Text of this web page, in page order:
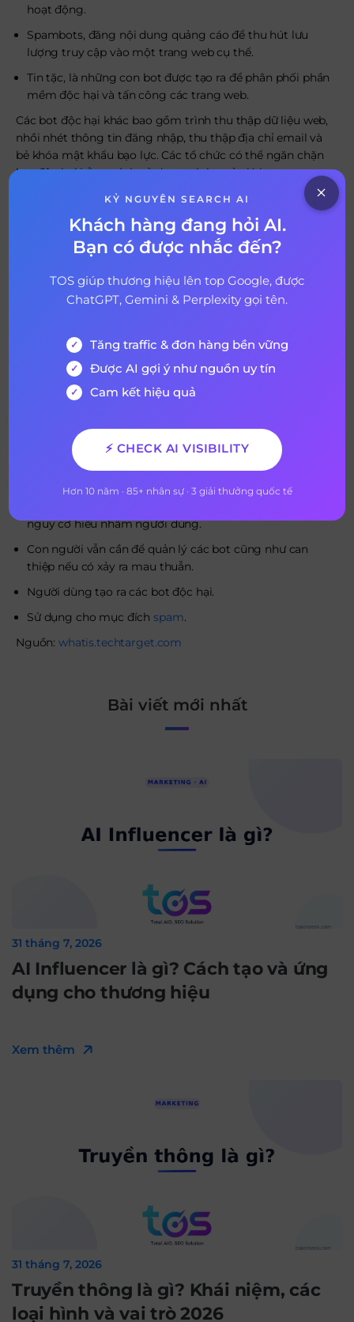
hoạt động.
Spambots, đăng nội dung quảng cáo để thu hút lưu
lượng truy cập vào một trang web cụ thể.
Tin tặc, là những con bot được tạo ra để phân phối phần
mềm độc hại và tấn công các trang web.
Các bot độc hại khác bao gồm trình thu thập dữ liệu web,
nhồi nhét thông tin đăng nhập, thu thập địa chỉ email và
bẻ khóa mật khẩu bạo lực. Các tổ chức có thể ngăn chặn
bot độc hại bằng cách sử dụng trình quản lý bot.
Ưu điểm và nhược điểm
Có rất nhiều ưu điểm đi kèm với việc sử dụng bot cũng
như những bất cập, .
Ưu điểm của bot bao gồm:
Nhanh hơn con người ở các nhiệm vụ lặp đi lặp lại;
Tiết kiệm thời gian cho khách hàng và đối tác;
Phục vụ 24/7;
Tổ chức có thể tiếp cận số lượng lớn người thông qua
nhắn tin;
Bots tùy chỉnh cài đặt;
Cải thiện trải nghiệm người dùng.
nguy cơ hiểu nhầm người dùng.
Con người vẫn cần để quản lý các bot cũng như can
thiệp nếu có xảy ra mau thuẫn.
Người dùng tạo ra các bot độc hại.
Sử dụng cho mục đíchspam.
Nguồn:whatis.techtarget.com
Bài viết mới nhất
31 tháng 7, 2026
AI Influencer là gì? Cách tạo và ứng
dụng cho thương hiệu
Xem thêm
31 tháng 7, 2026
Truyền thông là gì? Khái niệm, các
loại hình và vai trò 2026
KỶ NGUYÊN SEARCH AI
Khách hàng đang hỏi AI.
Bạn có được nhắc đến?
TOS giúp thương hiệu lên top Google, được
ChatGPT, Gemini & Perplexity gọi tên.
Tăng traffic & đơn hàng bền vững
Được AI gợi ý như nguồn uy tín
Cam kết hiệu quả
⚡ CHECK AI VISIBILITY
Hơn 10 năm · 85+ nhân sự · 3 giải thưởng quốc tế